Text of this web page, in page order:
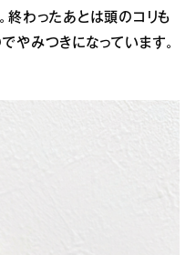
終わったあとは頭のコリも
やみつきになっています。